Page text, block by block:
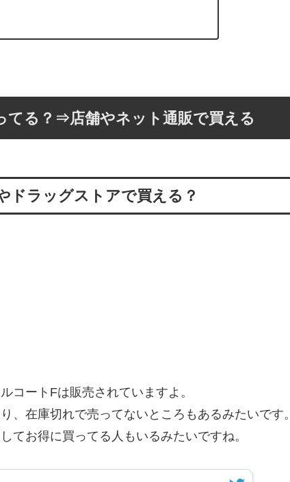
てる？⇒店舗やネット通販で買える
ドラッグストアで買える？
コートFは販売されていますよ。
、在庫切れで売ってないところもあるみたいです。
てお得に買ってる人もいるみたいですね。